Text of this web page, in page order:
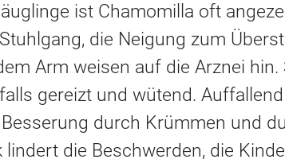
ist Chamomilla oft
die Neigung zum
Arm weisen auf die Arznei hin.
gereizt und wütend.
durch Krümmen und
die Beschwerden, die